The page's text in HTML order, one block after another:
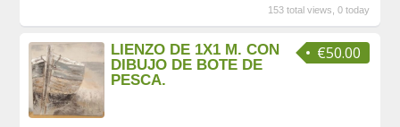
153 total views, 0 today
€50.00
LIENZO DE 1X1 M. CON
DIBUJO DE BOTE DE
PESCA.